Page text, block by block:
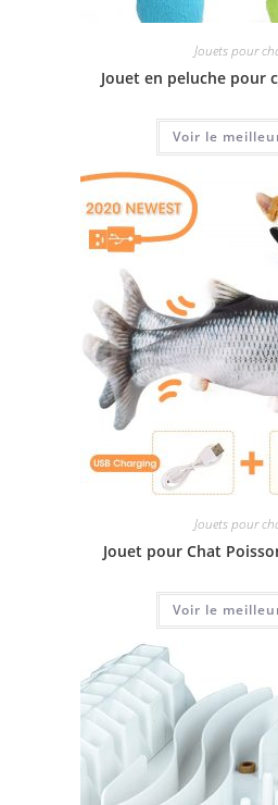
Jouets pour
Jouet en peluche pour
Voir le
Jouets pour
Jouet pour Chat
Voir le